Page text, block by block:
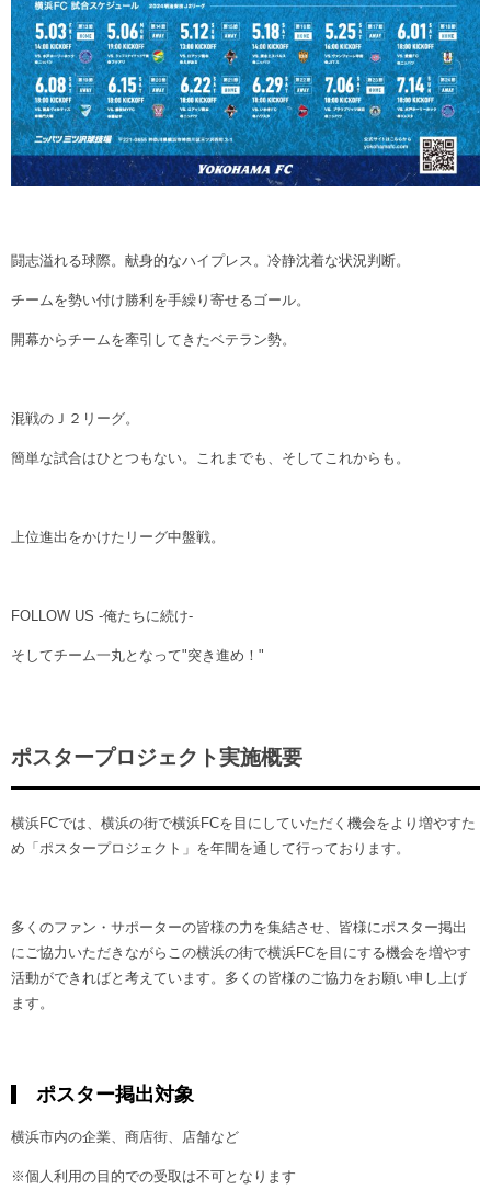
闘志溢れる球際。献身的なハイプレス。冷静沈着な状況判断。
チームを勢い付け勝利を手繰り寄せるゴール。
開幕からチームを牽引してきたベテラン勢。
混戦のＪ２リーグ。
簡単な試合はひとつもない。これまでも、そしてこれからも。
上位進出をかけたリーグ中盤戦。
FOLLOW US -俺たちに続け-
そしてチーム一丸となって"突き進め！"
ポスタープロジェクト実施概要
横浜FCでは、横浜の街で横浜FCを目にしていただく機会をより増やすた
め「ポスタープロジェクト」を年間を通して行っております。
多くのファン・サポーターの皆様の力を集結させ、皆様にポスター掲出
にご協力いただきながらこの横浜の街で横浜FCを目にする機会を増やす
活動ができればと考えています。多くの皆様のご協力をお願い申し上げ
ます。
ポスター掲出対象
横浜市内の企業、商店街、店舗など
※個人利用の目的での受取は不可となります